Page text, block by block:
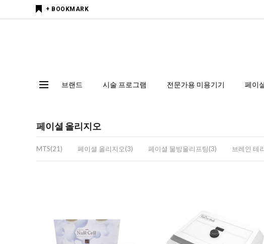
+ BOOKMARK
브랜드 시술 프로그램 전문가용 미용기기 페이
페이셜 올리지오
MTS(21) 페이셜 올리지오(3) 페이셜 물방울리프팅(3) 브레인 테